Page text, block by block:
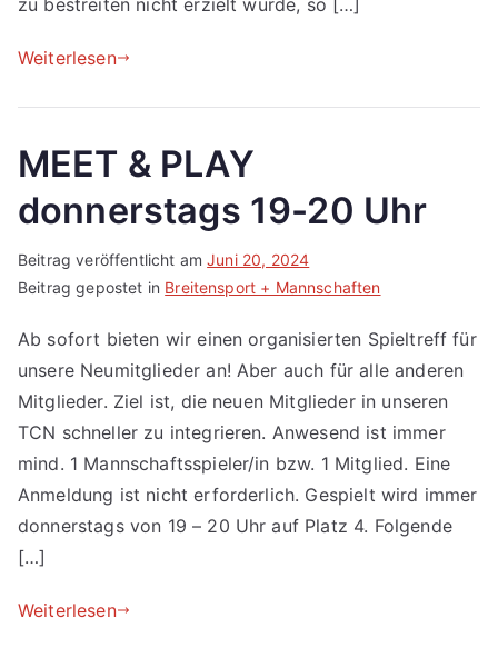
zu bestreiten nicht erzielt wurde, so […]
Weiterlesen
MEET & PLAY
donnerstags 19-20 Uhr
Beitrag veröffentlicht amJuni 20, 2024
Beitrag gepostet in Breitensport + Mannschaften
Ab sofort bieten wir einen organisierten Spieltreff für
unsere Neumitglieder an! Aber auch für alle anderen
Mitglieder. Ziel ist, die neuen Mitglieder in unseren
TCN schneller zu integrieren. Anwesend ist immer
mind. 1 Mannschaftsspieler/in bzw. 1 Mitglied. Eine
Anmeldung ist nicht erforderlich. Gespielt wird immer
donnerstags von 19 – 20 Uhr auf Platz 4. Folgende
[…]
Weiterlesen